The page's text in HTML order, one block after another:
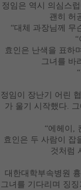
정임은 역시 의심스
괜히 허
“대체 과장님께 무
“
효인은 난색을 표하
그녀를 바
“
정임이 장난기 어린
가 울기 시작했다.
“에헤이 ,
효인은 두 사람이 잡
것처럼
대한대학부속병원
그녀를 기다리며 징